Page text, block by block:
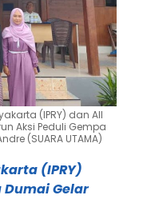
(IPRY) dan AII
Aksi Peduli Gempa
(SUARA UTAMA)
(IPRY)
Gelar